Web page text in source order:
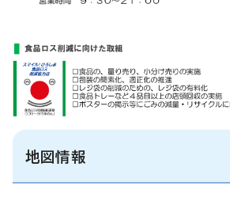
地図情報